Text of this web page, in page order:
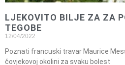
LJEKOVITO BILJE ZA ZA
TEGOBE
12/04/2022
Poznati francuski travar Maurice
čovjekovoj okolini za svaku bolest